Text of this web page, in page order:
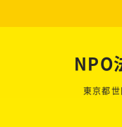
NPO
東京都